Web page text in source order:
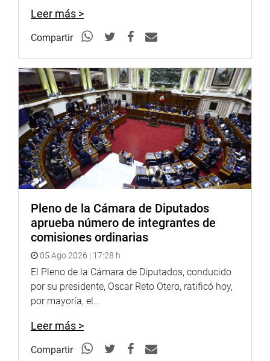
las condiciones de tránsito de cientos de familias.
El puente modular, ejecutado por Provías Descentralizado,
beneficiará directamente a los vecinos de Tanguche e
indirectamente a ciudadanos de Chuquicara, Pataz,
Sihuas, Cabana, Pallasca y Conchucos.
Bazán indicó que continuará gestionando y fiscalizando
la ejecución de obras públicas para fortalecer la
conectividad regional, dinamizar las actividades
económicas y generar mayores oportunidades para la
población.
LIMA
En Lima, la congresista Noelia Herrera visitó el Hospital
Nacional Arzobispo Loayza, donde se reunió con el
director del establecimiento y médicos especialistas para
conocer la situación de los pacientes que requieren
hemodiálisis y atención continua.
Durante el encuentro, la parlamentaria evaluó los
procesos de atención y las alternativas de trasplante
oportunos y mejorar la calidad de vida de los pacientes.
Noelia Herrera sostuvo que continuará impulsando
Leer más >
Compartir
Pleno de la Cámara de Diputados
aprueba número de integrantes de
comisiones ordinarias
05 Ago 2026 | 17:28 h
El Pleno de la Cámara de Diputados, conducido
por su presidente, Oscar Reto Otero, ratificó hoy,
por mayoría, el...
Leer más >
Compartir